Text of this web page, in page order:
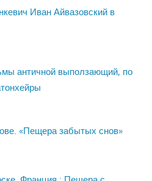
Иван Айвазовский в
античной выползающий, по
«Пещера забытых снов»